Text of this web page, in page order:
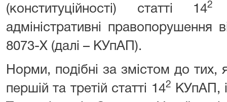
(конституційності) статті 142
адміністративні
8073-X (далі – КУпАП).
Норми, подібні за змістом до тих,
першій та третій статті 142
КУпАП,